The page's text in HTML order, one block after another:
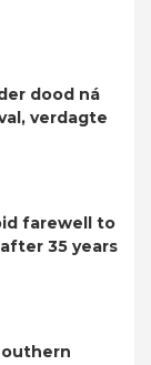
dood ná
verdagte
farewell to
35 years